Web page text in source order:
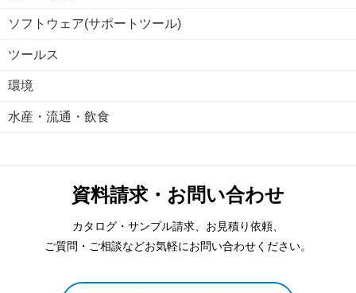
ソフトウェア(サポートツール)
ツールス
環境
水産・流通・飲食
資料請求・お問い合わせ
カタログ・サンプル請求、お見積り依頼、
ご質問・ご相談などお気軽にお問い合わせください。